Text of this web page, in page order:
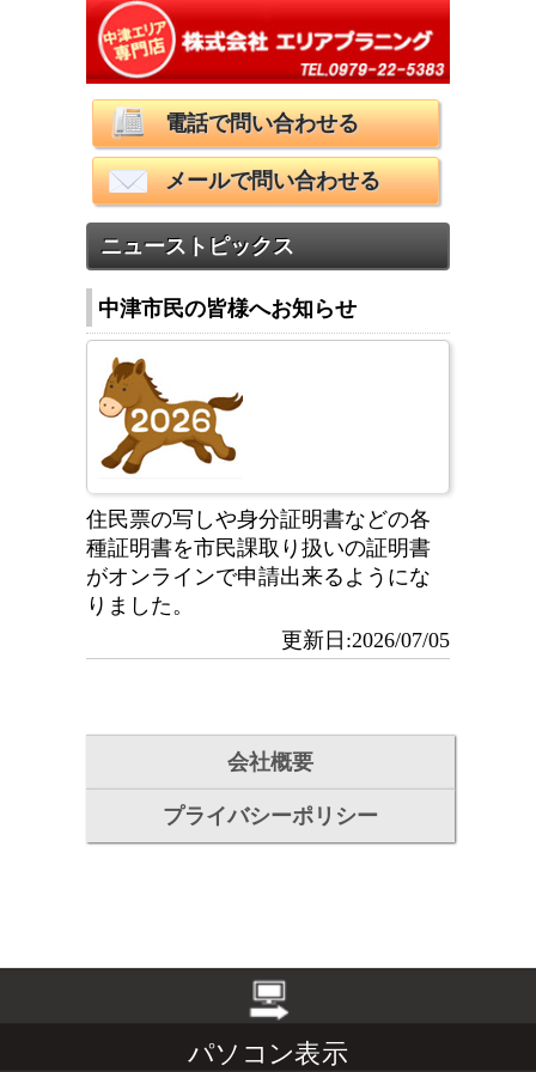
電話で問い合わせる
メールで問い合わせる
会社概要
プライバシーポリシー
ニューストピックス
中津市民の皆様へお知らせ
住民票の写しや身分証明書などの各
種証明書を市民課取り扱いの証明書
がオンラインで申請出来るようにな
りました。
更新日:2026/07/05
パソコン表示